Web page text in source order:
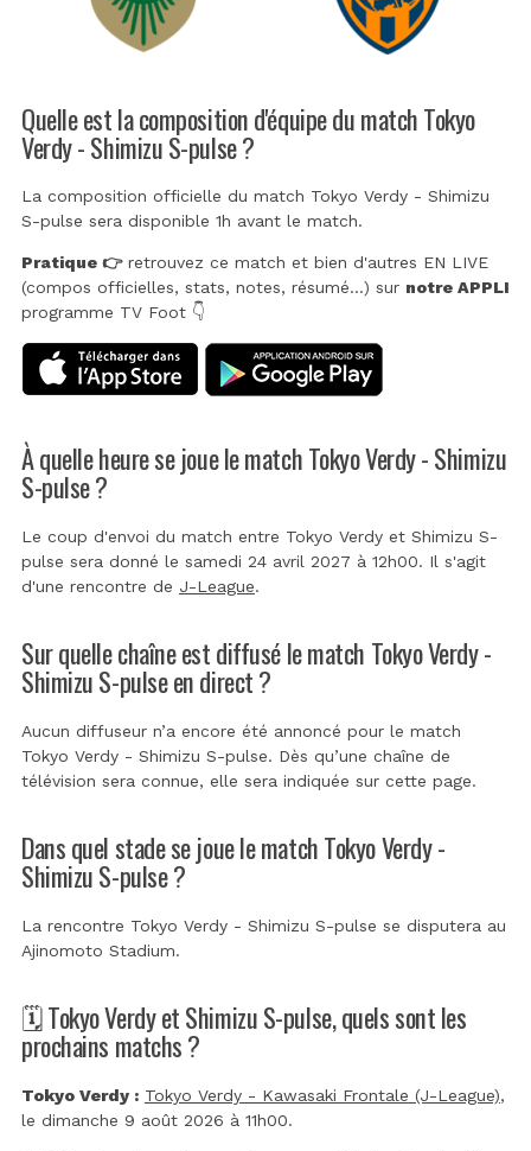
Quelle est la composition d'équipe du match Tokyo
Verdy - Shimizu S-pulse ?
La composition officielle du match Tokyo Verdy - Shimizu
S-pulse sera disponible 1h avant le match.
Pratique 👉retrouvez ce match et bien d'autres EN LIVE
(compos officielles, stats, notes, résumé...) sur notre APPLI
programme TV Foot 👇
À quelle heure se joue le match Tokyo Verdy - Shimizu
S-pulse ?
Le coup d'envoi du match entre Tokyo Verdy et Shimizu S-
pulse sera donné le samedi 24 avril 2027 à 12h00. Il s'agit
d'une rencontre de J-League.
Sur quelle chaîne est diffusé le match Tokyo Verdy -
Shimizu S-pulse en direct ?
Aucun diffuseur n’a encore été annoncé pour le match
Tokyo Verdy - Shimizu S-pulse. Dès qu’une chaîne de
télévision sera connue, elle sera indiquée sur cette page.
Dans quel stade se joue le match Tokyo Verdy -
Shimizu S-pulse ?
La rencontre Tokyo Verdy - Shimizu S-pulse se disputera au
Ajinomoto Stadium.
🗓️ Tokyo Verdy et Shimizu S-pulse, quels sont les
prochains matchs ?
Tokyo Verdy : Tokyo Verdy - Kawasaki Frontale (J-League),
le dimanche 9 août 2026 à 11h00.